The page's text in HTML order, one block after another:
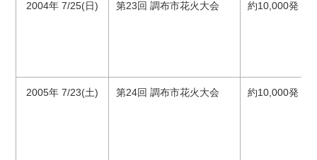
2004年 7/25(日) 第23回 調布市花火大会 約10,000発 35
2005年 7/23(土) 第24回 調布市花火大会 約10,000発 35